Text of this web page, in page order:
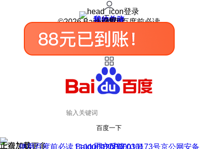
登录
我的关注
我的收藏
皮肤中心
用户反馈
设置
©2026 Baidu 使用百度前必读
百度一下
正在加载
上滑加载更多 用户反馈
使用百度前必读 Baidu 京ICP证030173号
京公网安备11000002000001号